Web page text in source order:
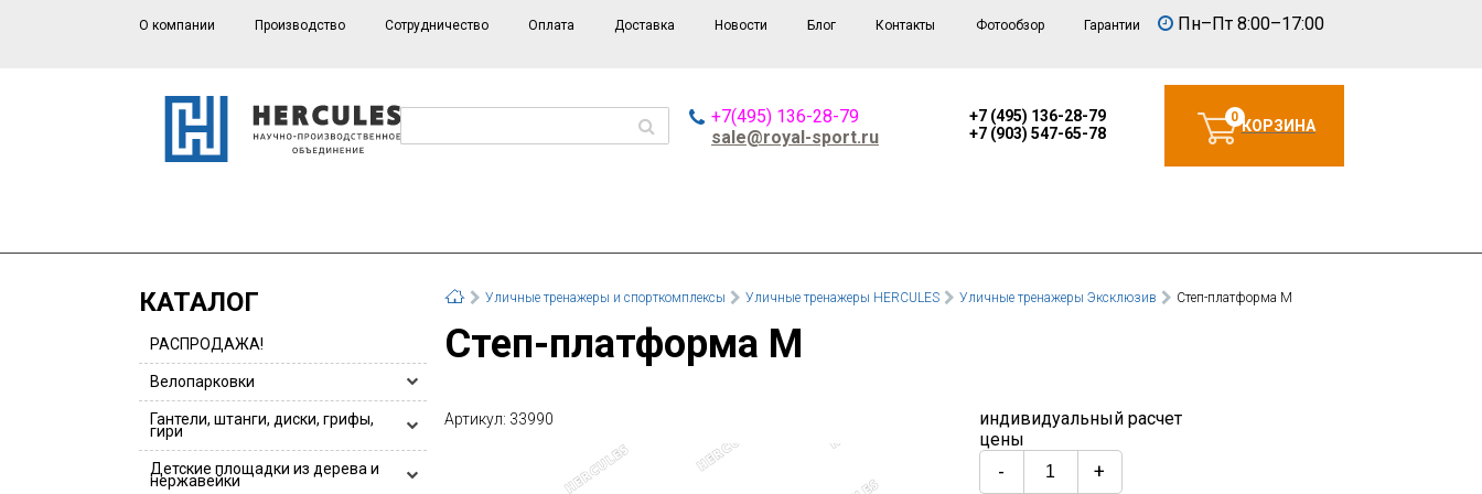
О компании Производство Сотрудничество Оплата Доставка Новости Блог Контакты Фотообзор Гарантии Пн–Пт 8:00–17:00
+7(495) 136-28-79
sale@royal-sport.ru
+7 (495) 136-28-79
+7 (903) 547-65-78
0КОРЗИНА
КАТАЛОГ
РАСПРОДАЖА!
Велопарковки
Велопарковки HERCULES
Велопарковки для 1 или 2 велосипедов
Велопарковки из нержавейки
Гантели, штанги, диски, грифы,
гири
Гантели, гантельные ряды
Детские площадки из дерева и
нержавейки
Уличные тренажеры и спорткомплексы Уличные тренажеры HERCULES Уличные тренажеры Эксклюзив Степ-платформа М
Степ-платформа М
Артикул: 33990
индивидуальный расчет
цены
- +